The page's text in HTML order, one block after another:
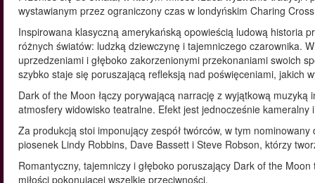
wystawianym przez ograniczony czas w londyńskim Charing
Inspirowana klasyczną amerykańską opowieścią ludową historia
różnych światów: ludzką dziewczynę i tajemniczego czarownika.
uprzedzeniami i głęboko zakorzenionymi przekonaniami swoich
szybko staje się poruszającą refleksją nad poświęceniami, jakich
Dark of the Moon łączy porywającą narrację z wyjątkową
atmosfery widowisko teatralne. Efekt jest jednocześnie
Za produkcją stoi imponujący zespół twórców, w tym
piosenek Lindy Robbins, Dave Bassett i Steve Robson, którzy
Romantyczny, tajemniczy i głęboko poruszający Dark of the
miłości pokonującej wszelkie przeciwności.